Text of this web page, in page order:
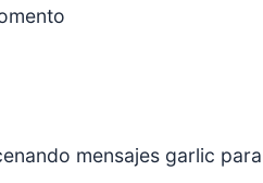
mensajes garlic